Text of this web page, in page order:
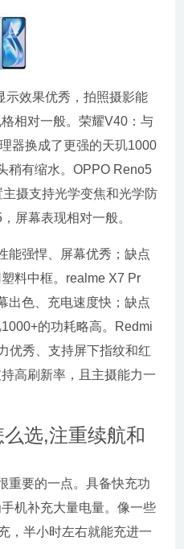
示效果优秀，拍照摄影能
相对一般。荣耀V40：与
器换成了更强的天玑1000
稍有缩水。OPPO Reno5
摄支持光学变焦和光学防
屏幕表现相对一般。
能强悍、屏幕优秀；缺点
料中框。realme X7 Pr
出色、充电速度快；缺点
的功耗略高。Redmi
优秀、支持屏下指纹和红
高刷新率，且主摄能力一
选,注重续航和
重要的一点。具备快充功
机补充大量电量。像一些
，半小时左右就能充进一